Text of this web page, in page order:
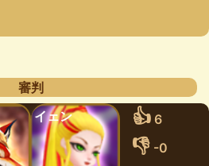
審判
イェン 👍 6
👎 -0